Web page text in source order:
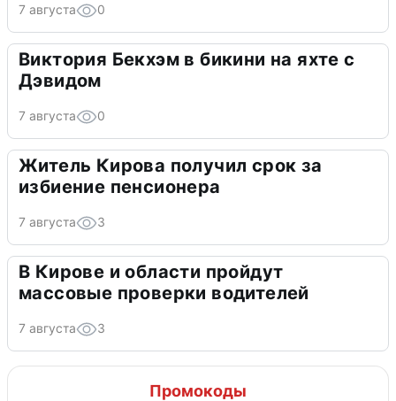
7 августа 0
Виктория Бекхэм в бикини на яхте с
Дэвидом
7 августа 0
Житель Кирова получил срок за
избиение пенсионера
7 августа 3
В Кирове и области пройдут
массовые проверки водителей
7 августа 3
Промокоды